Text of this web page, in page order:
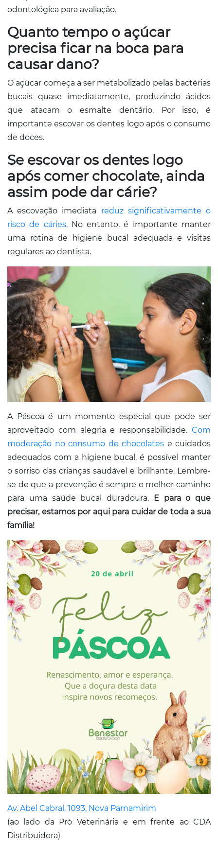
odontológica para avaliação.
Quanto tempo o açúcar
precisa ficar na boca para
causar dano?
O açúcar começa a ser metabolizado pelas bactérias
bucais quase imediatamente, produzindo ácidos
que atacam o esmalte dentário. Por isso, é
importante escovar os dentes logo após o consumo
de doces.
Se escovar os dentes logo
após comer chocolate, ainda
assim pode dar cárie?
A escovação imediata reduz significativamente o
risco de cáries. No entanto, é importante manter
uma rotina de higiene bucal adequada e visitas
regulares ao dentista.​
A Páscoa é um momento especial que pode ser
aproveitado com alegria e responsabilidade. Com
moderação no consumo de chocolates e cuidados
adequados com a higiene bucal, é possível manter
o sorriso das crianças saudável e brilhante. Lembre-
se de que a prevenção é sempre o melhor caminho
para uma saúde bucal duradoura.
E para o que
precisar, estamos por aqui para cuidar de toda a sua
família!
Av. Abel Cabral, 1093, Nova Parnamirim
(ao lado da Pró Veterinária e em frente ao CDA
Distribuidora)